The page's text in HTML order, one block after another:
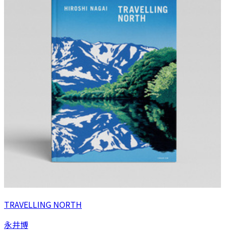
TRAVELLING NORTH
永井博